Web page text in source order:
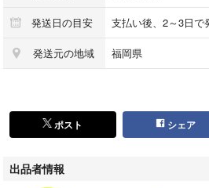
目立ったダメージや極端な使用感は感じら
度良好に感じられます。
傷や汚れのあるお品物の場合、商品画像に
ています。
※当店の商品はすべて中古品、また未使用
発送日の目安 支払い後、2～3日で
発送元の地域 福岡県
ポスト シェア
出品者情報